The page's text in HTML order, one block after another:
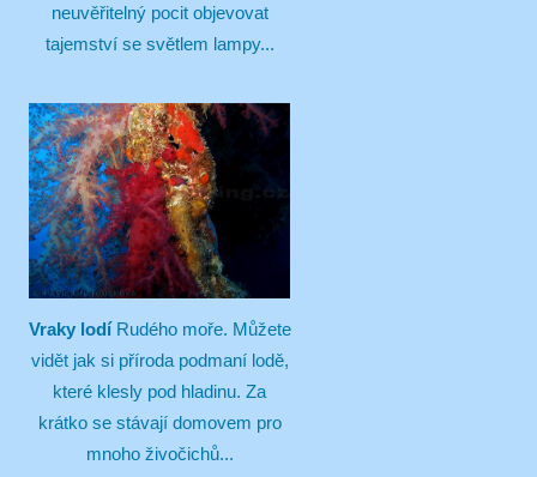
neuvěřitelný pocit objevovat
tajemství se světlem lampy...
Vraky lodíRudého moře. Můžete
vidět jak si příroda podmaní lodě,
které klesly pod hladinu. Za
krátko se stávají domovem pro
mnoho živočichů...